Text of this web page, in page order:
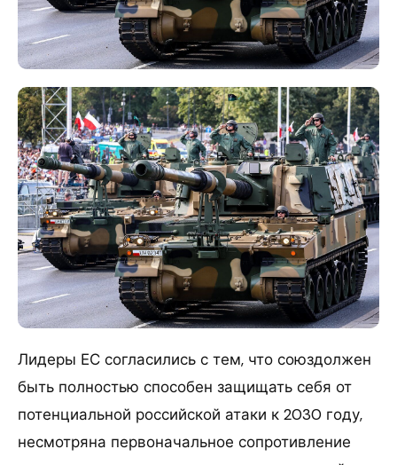
Лидеры ЕС согласились с тем, что союздолжен
быть полностью способен защищать себя от
потенциальной российской атаки к 2030 году,
несмотряна первоначальное сопротивление